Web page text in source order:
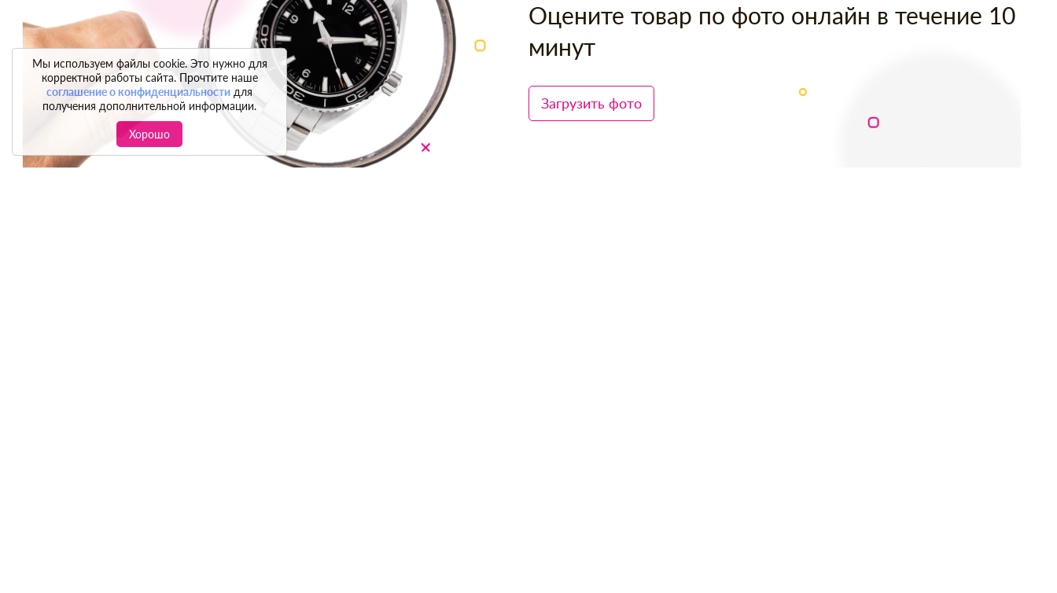
Оцените товар по фото онлайн в течение 10
минут
Загрузить фото
Мы используем файлы cookie. Это нужно для
корректной работы сайта. Прочтите наше
соглашение о конфиденциальности для
получения дополнительной информации.
Хорошо